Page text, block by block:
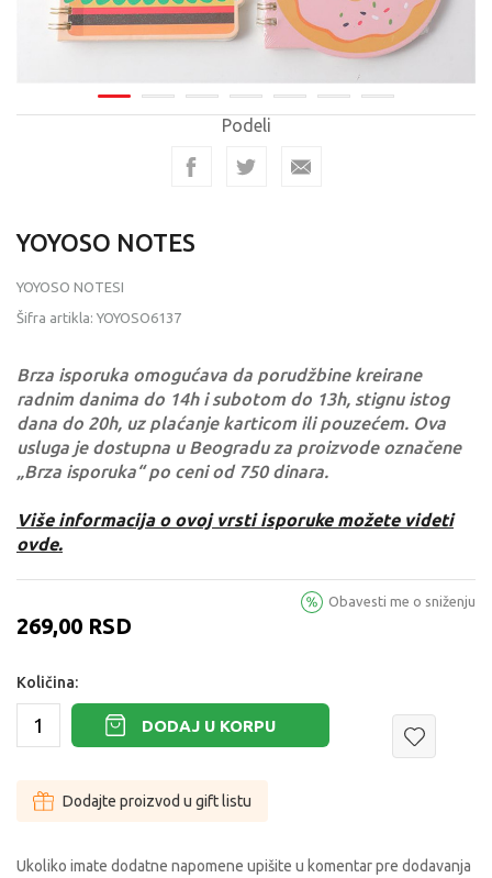
Podeli
YOYOSO NOTES
YOYOSO NOTESI
Šifra artikla: YOYOSO6137
Brza isporuka omogućava da porudžbine kreirane
radnim danima do 14h i subotom do 13h, stignu istog
dana do 20h, uz plaćanje karticom ili pouzećem. Ova
usluga je dostupna u Beogradu za proizvode označene
„Brza isporuka“ po ceni od 750 dinara.
Više informacija o ovoj vrsti isporuke možete videti
ovde.
269,00 RSD
Obavesti me o sniženju
Količina:
DODAJ U KORPU
Dodajte proizvod u gift listu
Ukoliko imate dodatne napomene upišite u komentar pre dodavanja